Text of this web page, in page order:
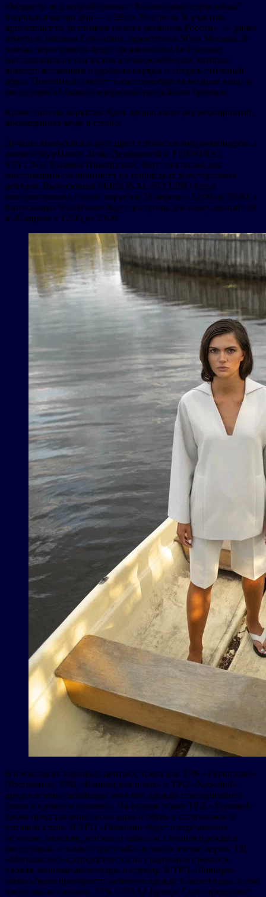
«Маркеты под эгидой проекта “Московская неделя моды”
откроются на три дня — с 28 по 30 апреля. К участию
приглашаются дизайнеры из всех регионов России» — ранее
отметила Наталья Сергунина, заместитель Мэра Москвы. В
рамках мероприятия будут организованы бесплатные
консультации от стилистов и имиджмейкеров, которые
помогут желающим подобрать наряды и создать стильный
образ. Посетители смогут также приобрести модные вещи и
аксессуары от самых интересных российских брендов.
Кроме того на маркетах будет организован ряд мероприятий,
посвященных моде и стилю.
Лучшие выпускники двух школ стилистов-имиджмейкеров, а
именно StyleHunter Лины Дембиковой и PERSONAL
STYLING Татьяны Никейцевой, будут доступны для
консультаций по шоппингу на площадках всех торговых
центров. Выпускники PERSONAL STYLING будут
консультировать гостей маркетов 28 апреля с 12:00 до 20:00, а
выпускники StyleHunter будут доступны для консультаций 29
и 30 апреля с 12:00 до 20:00.
В нескольких торговых центрах, таких как ТРК «Европолис»
(Ростокино), ТРЦ «Павелецкая плаза» и ТРЦ «Хорошо!»,
представлены дизайнеры женской одежды повседневного
стиля и премиум сегмента. На втором этаже ТРЦ «Хорошо!»
также представлены аксессуары и обувь в спортивном и
уличном стиле. В ТРЦ «Океания» будут представлены
мужские, женские, детские и unisex-коллекции одежды и
аксессуаров, а также стритстайл- и экологичные марки. ТЦ
«Метрополис» сосредоточится на продукции премиум-
уровня, включая аксессуары и одежду. В ТРЦ «Ривьера»
можно будет приобрести женскую одежду и аксессуары, в том
числе эко-коллекции. ТРК VEGAS Крокус Сити представит